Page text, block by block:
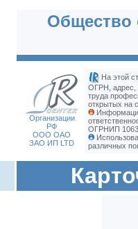
Общество
Организации
РФ
ООО ОАО
ЗАО ИП LTD
На этой
ОГРН, адрес,
труда
открытых на
ОГРНИП
различных